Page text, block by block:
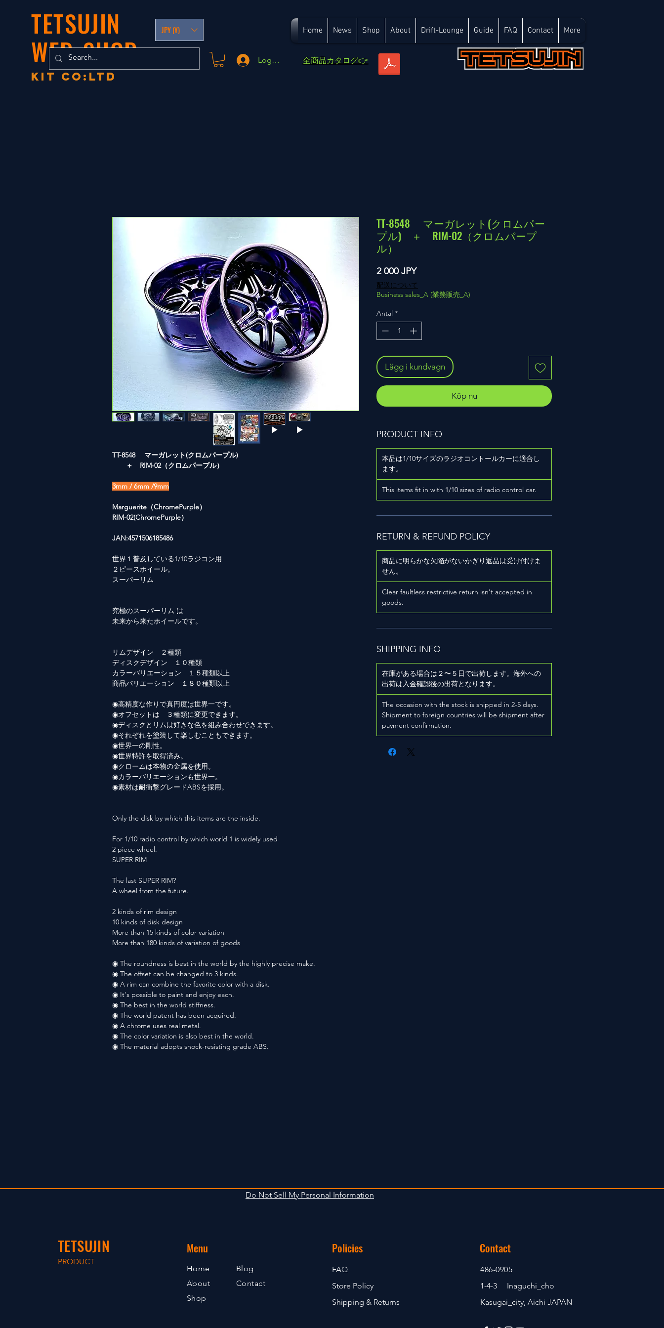
TETSUJIN
WEB-SHOP
KIT co:LTD
JPY (¥) Home News Shop About Drift-Lounge Guide FAQ Contact More
Logga in ​全商品カタログ👉
TT-8548 マーガレット(クロムパープル)
＋ RIM-02（クロムパープル）
3mm / 6mm /9mm
Marguerite（ChromePurple）
RIM-02(ChromePurple）
JAN:4571506185486
世界１普及している1/10ラジコン用
２ピースホイール。
スーパーリム
究極のスーパーリム は
未来から来たホイールです。
リムデザイン ２種類
ディスクデザイン １０種類
カラーバリエーション １５種類以上
商品バリエーション １８０種類以上
◉高精度な作りで真円度は世界一です。
◉オフセットは ３種類に変更できます。
◉ディスクとリムは好きな色を組み合わせできます。
◉それぞれを塗装して楽しむこともできます。
◉世界一の剛性。
◉世界特許を取得済み。
◉クロームは本物の金属を使用。
◉カラーバリエーションも世界一。
◉素材は耐衝撃グレードABSを採用。
Only the disk by which this items are the inside.
For 1/10 radio control by which world 1 is widely used
2 piece wheel.
SUPER RIM
The last SUPER RIM?
A wheel from the future.
2 kinds of rim design
10 kinds of disk design
More than 15 kinds of color variation
More than 180 kinds of variation of goods
◉ The roundness is best in the world by the highly precise make.
◉ The offset can be changed to 3 kinds.
◉ A rim can combine the favorite color with a disk.
◉ It's possible to paint and enjoy each.
◉ The best in the world stiffness.
◉ The world patent has been acquired.
◉ A chrome uses real metal.
◉ The color variation is also best in the world.
◉ The material adopts shock-resisting grade ABS.
TT-8548 マーガレット(クロムパー
プル) ＋ RIM-02（クロムパープ
ル）
2 000 JPYPris
配送について
Business sales_A (業務販売_A)
Antal *
Lägg i kundvagn
Köp nu
PRODUCT INFO
本品は1/10サイズのラジオコントールカーに適合し
ます。
This items fit in with 1/10 sizes of radio control car.
RETURN & REFUND POLICY
商品に明らかな欠陥がないかぎり返品は受け付けま
せん。
Clear faultless restrictive return isn't accepted in
goods.
SHIPPING INFO
在庫がある場合は２〜５日で出荷します。海外への
出荷は入金確認後の出荷となります。
The occasion with the stock is shipped in 2-5 days.
Shipment to foreign countries will be shipment after
payment confirmation.
TETSUJIN
PRODUCT
Menu
Home
About
Shop
Blog
Contact
Policies
FAQ
Store Policy
Shipping & Returns
Contact
486-0905
1-4-3 Inaguchi_cho
Kasugai_city, Aichi JAPAN
Do Not Sell My Personal Information